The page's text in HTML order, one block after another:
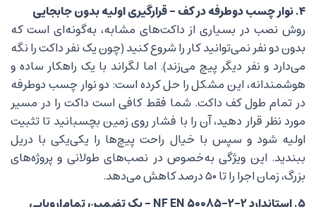
۴. نوار چسب دوطرفه در کف – قرارگیری اولیه بدون جابجایی
روش نصب در بسیاری از داکت‌های مشابه، به‌گونه‌ای است که
بدون دو نفر نمی‌توانید کار را شروع کنید (چون یک نفر داکت را نگه
می‌دارد و نفر دیگر پیچ می‌زند). اما لگراند با یک راهکار ساده و
هوشمندانه، این مشکل را حل کرده است: دو نوار چسب دوطرفه
در تمام طول کف داکت. شما فقط کافی است داکت را در مسیر
مورد نظر قرار دهید، آن را با فشار روی زمین بچسبانید تا تثبیت
اولیه شود و سپس با خیال راحت پیچ‌ها را یکی‌یکی با دریل
ببندید. این ویژگی به‌خصوص در نصب‌های طولانی و پروژه‌های
بزرگ، زمان اجرا را تا ۵۰ درصد کاهش می‌دهد.